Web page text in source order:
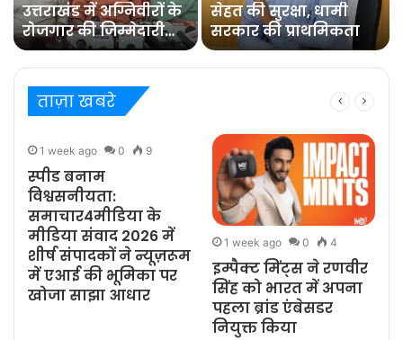
उत्तराखंड में अग्निवीरों के
रोजगार की जिम्मेदारी
संभालेगा पुनर्रोजगार
सेल : कर्नल कोठियाल
सेहत की सुरक्षा, धामी
सरकार की प्राथमिकता
ताज़ा खबरे
1 week ago 0 9
स्पीड बनाम
विश्वसनीयता:
समाचार4मीडिया के
मीडिया संवाद 2026 में
शीर्ष संपादकों ने न्यूज़रूम
में एआई की भूमिका पर
खोजा साझा आधार
1 week ago 0 4
इम्पैक्ट मिंट्स ने रणवीर
सिंह को भारत में अपना
पहला ब्रांड एंबेसडर
नियुक्त किया